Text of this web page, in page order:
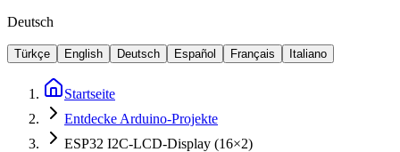
Deutsch
Türkçe English Deutsch Español Français Italiano
Startseite
Entdecke Arduino-Projekte
ESP32 I2C-LCD-Display (16×2)